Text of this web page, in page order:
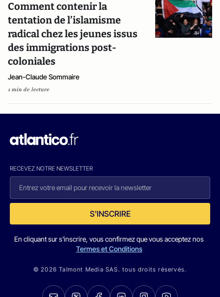
Comment contenir la
tentation de l’islamisme
radical chez les jeunes issus
des immigrations post-
coloniales
Jean-Claude Sommaire
1 min de lecture
RECEVEZ NOTRE NEWSLETTER
S'INSCRIRE
En cliquant sur s'inscrire, vous confirmez que vous acceptez nos
Termes et Conditions
© 2026 Talmont Media SAS. tous droits réservés.